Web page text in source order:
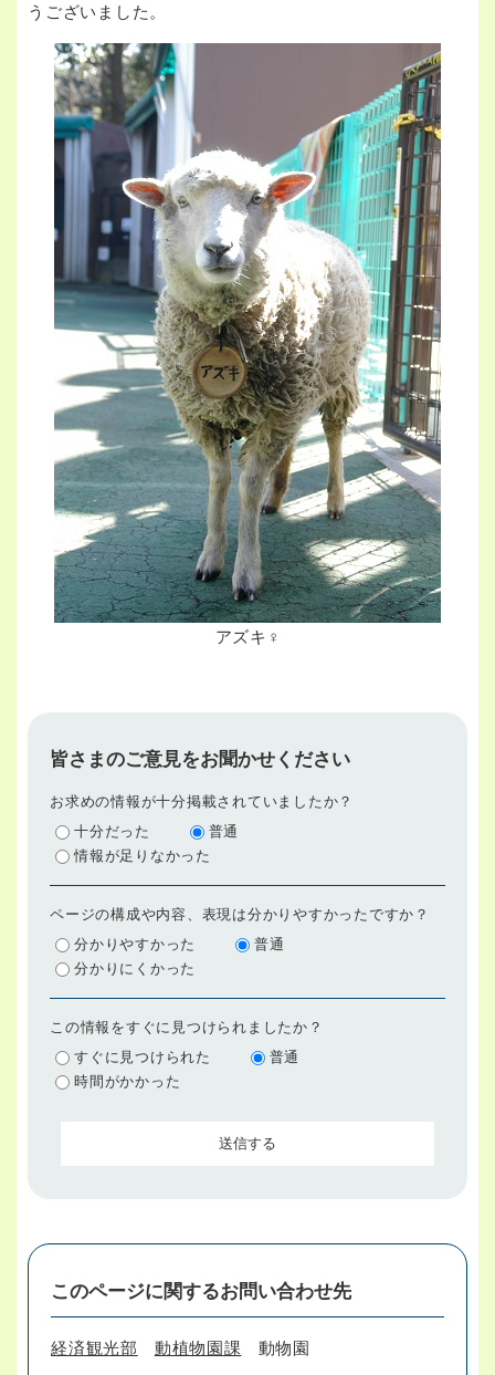
うございました。
アズキ♀
皆さまのご意見をお聞かせください
お求めの情報が十分掲載されていましたか？
十分だった
普通
情報が足りなかった
ページの構成や内容、表現は分かりやすかったですか？
分かりやすかった
普通
分かりにくかった
この情報をすぐに見つけられましたか？
すぐに見つけられた
普通
時間がかかった
このページに関するお問い合わせ先
経済観光部 動植物園課 動物園